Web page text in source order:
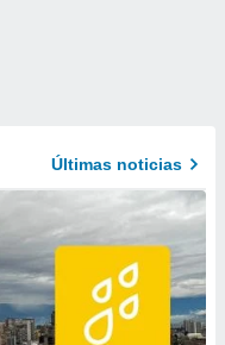
Últimas noticias